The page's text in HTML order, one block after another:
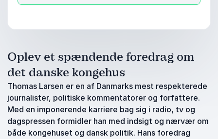
Oplev et spændende foredrag om
det danske kongehus
Thomas Larsen er en af Danmarks mest respekterede
journalister, politiske kommentatorer og forfattere.
Med en imponerende karriere bag sig i radio, tv og
dagspressen formidler han med indsigt og nærvær om
både kongehuset og dansk politik. Hans foredrag